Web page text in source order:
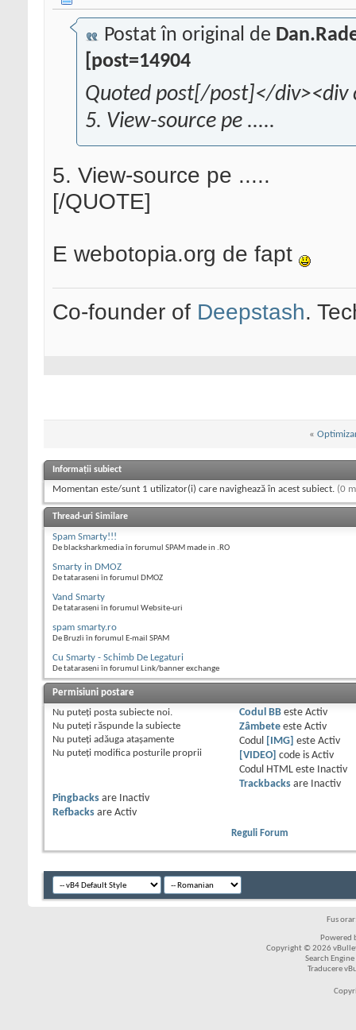
Postat în original de
[post=14904
Quoted post[/post]</div><div
5. View-source pe .....
5. View-source pe .....
[/QUOTE]
E webotopia.org de fapt
Co-founder of Deepstash.
«
Informații subiect
Momentan este/sunt 1 utilizator(i) care navighează în acest subiect. (0
Thread-uri Similare
Spam Smarty!!!
De blacksharkmedia în forumul SPAM made in .RO
Smarty in DMOZ
De tataraseni în forumul DMOZ
Vand Smarty
De tataraseni în forumul Website-uri
spam smarty.ro
De Bruzli în forumul E-mail SPAM
Cu Smarty - Schimb De Legaturi
De tataraseni în forumul Link/banner exchange
Permisiuni postare
Nu puteţi posta subiecte noi.
Nu puteţi răspunde la subiecte
Nu puteţi adăuga ataşamente
Nu puteţi modifica posturile proprii
Codul BBeste Activ
Zâmbeteeste Activ
Codul
[IMG] este Activ
[VIDEO]
code is Activ
Codul HTML este
Inactiv
Trackbacksare
Inactiv
Pingbacks are
Inactiv
Refbacks are Activ
Reguli Forum
Fus
Powered
Copyright © 2026
Search
Traducere